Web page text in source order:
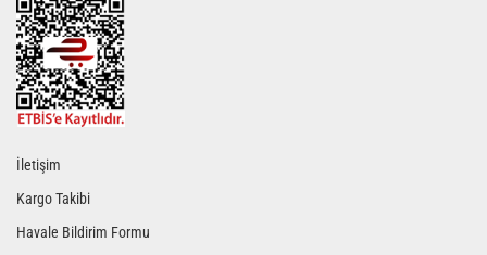
İletişim
Kargo Takibi
Havale Bildirim Formu